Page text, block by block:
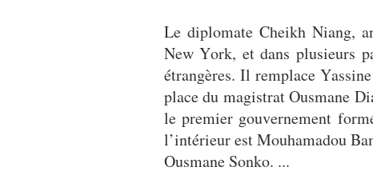
Le diplomate Cheikh Niang,
New York, et dans plusieurs
étrangères. Il remplace
place du magistrat Ousmane
le premier gouvernement
l’intérieur est Mouhamadou
Ousmane Sonko. ...